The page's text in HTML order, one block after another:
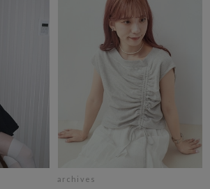
archives